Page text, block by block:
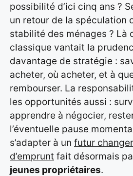
possibilité d’ici cinq ans ?
un retour de la spéculation
stabilité des ménages ? Là
classique vantait la
davantage de stratégie :
acheter, où acheter, et à
rembourser. La
les opportunités aussi :
apprendre à négocier,
l’éventuelle pause
s’adapter à un futur
d’emprunt fait désormais
jeunes propriétaires.